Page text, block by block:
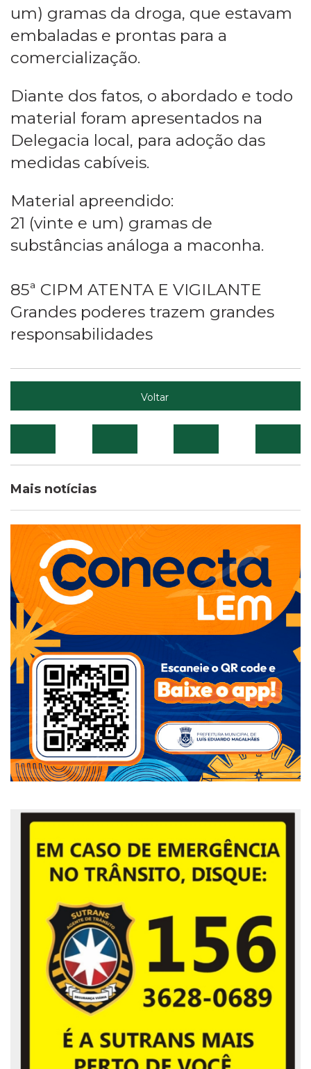
um) gramas da droga, que estavam
embaladas e prontas para a
comercialização.
Diante dos fatos, o abordado e todo
material foram apresentados na
Delegacia local, para adoção das
medidas cabíveis.
Material apreendido:
21 (vinte e um) gramas de
substâncias análoga a maconha.
85ª CIPM ATENTA E VIGILANTE
Grandes poderes trazem grandes
responsabilidades
Voltar
Mais notícias